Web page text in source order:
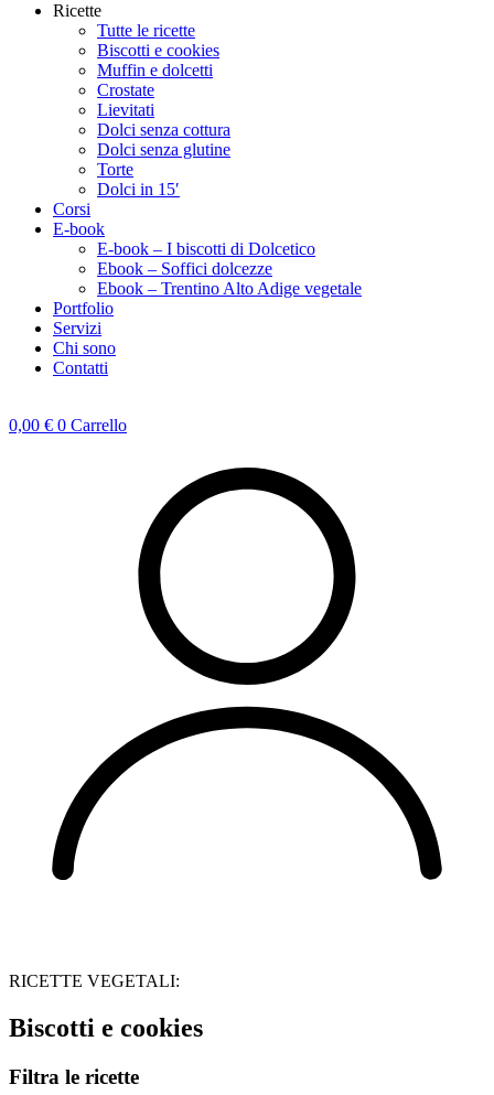
Ricette
Tutte le ricette
Biscotti e cookies
Muffin e dolcetti
Crostate
Lievitati
Dolci senza cottura
Dolci senza glutine
Torte
Dolci in 15′
Corsi
E-book
E-book – I biscotti di Dolcetico
Ebook – Soffici dolcezze
Ebook – Trentino Alto Adige vegetale
Portfolio
Servizi
Chi sono
Contatti
0,00 € 0 Carrello
RICETTE VEGETALI:
Biscotti e cookies
Filtra le ricette